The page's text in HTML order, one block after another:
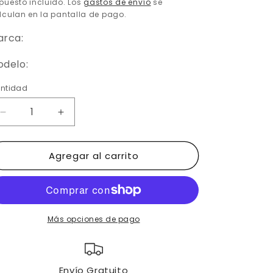
oferta
incluido. Losgastos de envío se
en la pantalla de pago.
Reducir
cantidad
para
MAXSYM
600i
Aumentar
cantidad
para
SYM
MAXSYM
/
600i
cc
(2014
Agregar al carrito
Más opciones de pago